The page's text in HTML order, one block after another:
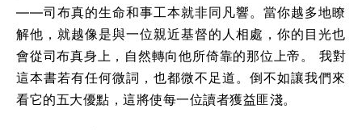
——司布真的生命和事工本就非同凡響。當你越多地瞭
解他，就越像是與一位親近基督的人相處，你的目光也
會從司布真身上，自然轉向他所倚靠的那位上帝。
我對
這本書若有任何微詞，也都微不足道。倒不如讓我們來
看它的五大優點，這將使每一位讀者獲益匪淺。